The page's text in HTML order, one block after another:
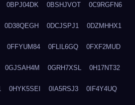
0BPJ04DK 0BSHJVOT 0C9RGFN6
0D38QEGH 0DCJSPJ1 0DZMHHX1
0FFYUM84 0FLIL6GQ 0FXF2MUD
0GJSAH4M 0GRH7XSL 0H17NT32
0HYK5SEI 0IA5RSJ3 0IF4Y4UQ